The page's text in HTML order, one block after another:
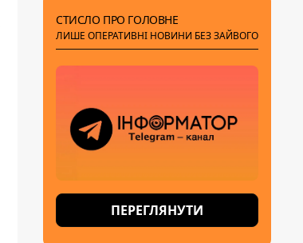
СТИСЛО ПРО ГОЛОВНЕ
ЛИШЕ ОПЕРАТИВНІ НОВИНИ БЕЗ ЗАЙВОГО
ПЕРЕГЛЯНУТИ